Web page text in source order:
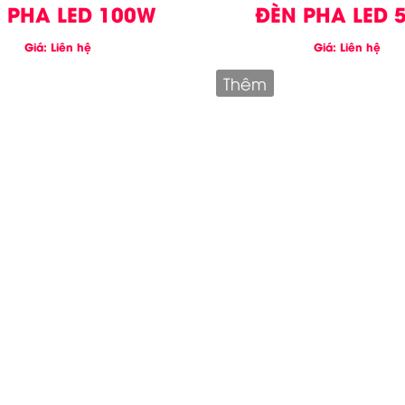
LED 100W
Giá: Liên hệ
ĐÈN PHA LED
Giá: Liên hệ
Thêm